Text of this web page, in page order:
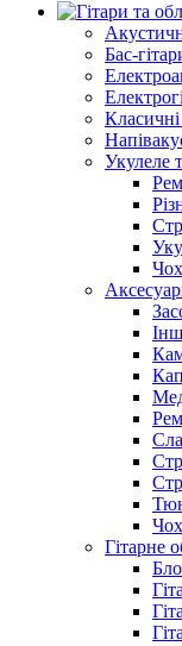
Бас-
Класичні
Укулеле
Гітарне